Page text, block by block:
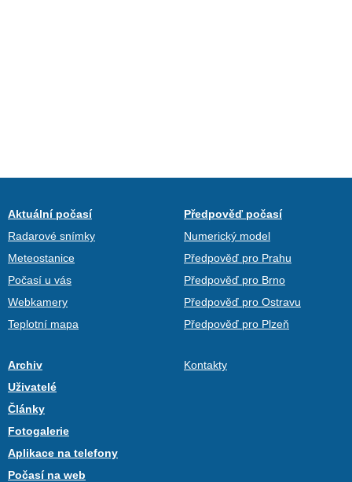
Aktuální počasí
Radarové snímky
Meteostanice
Počasí u vás
Webkamery
Teplotní mapa
Předpověď počasí
Numerický model
Předpověď pro Prahu
Předpověď pro Brno
Předpověď pro Ostravu
Předpověď pro Plzeň
Archiv
Uživatelé
Články
Fotogalerie
Aplikace na telefony
Počasí na web
Kontakty